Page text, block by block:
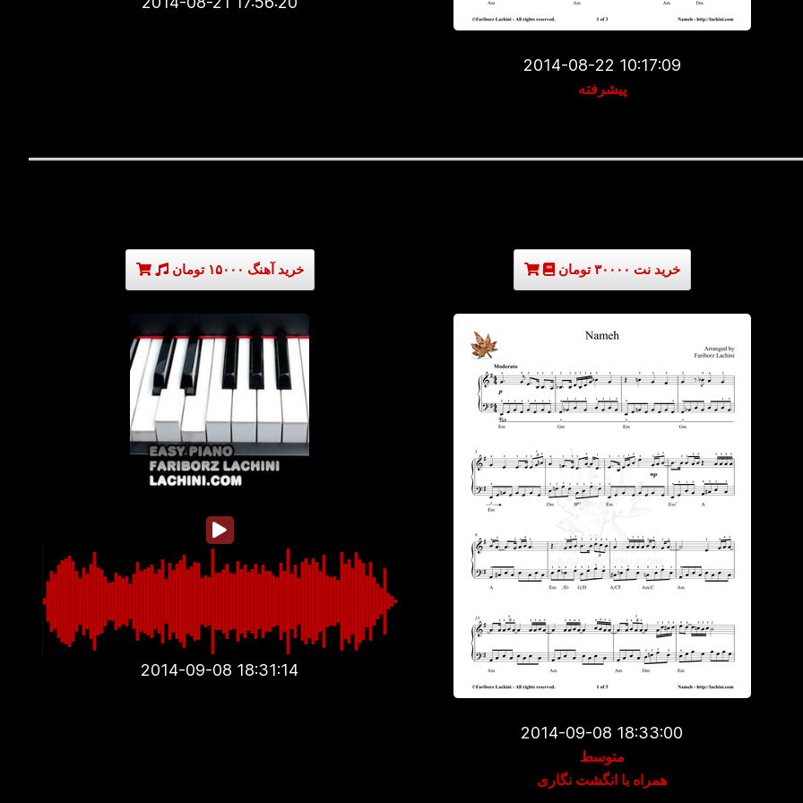
2014-08-22 10:17:09
پیشرفته
خرید آهنگ ۱۵۰۰۰ تومان
2014-09-08 18:31:14
خرید نت ۳۰۰۰۰ تومان
2014-09-08 18:33:00
متوسط
همراه با انگشت نگاری